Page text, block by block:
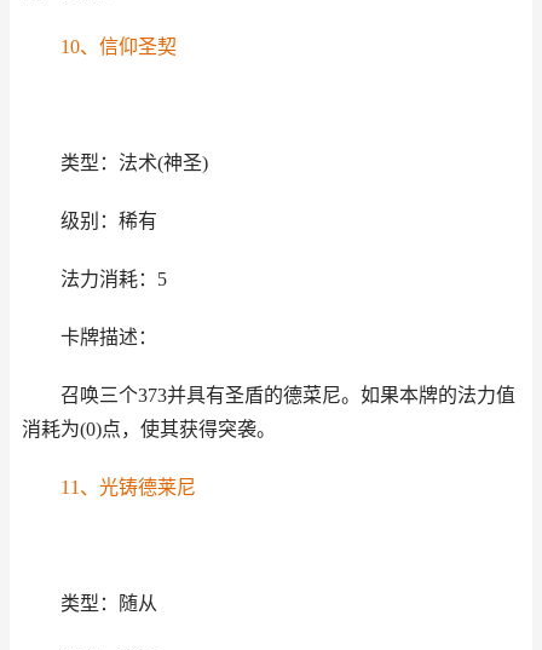
10、信仰圣契
类型：法术(神圣)
级别：稀有
法力消耗：5
卡牌描述：
召唤三个373并具有圣盾的德菜尼。如果本牌的法力值
消耗为(0)点，使其获得突袭。
11、光铸德莱尼
类型：随从